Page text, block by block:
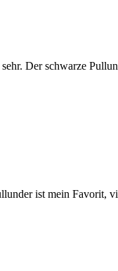
Der schwarze
ist mein Favorit,